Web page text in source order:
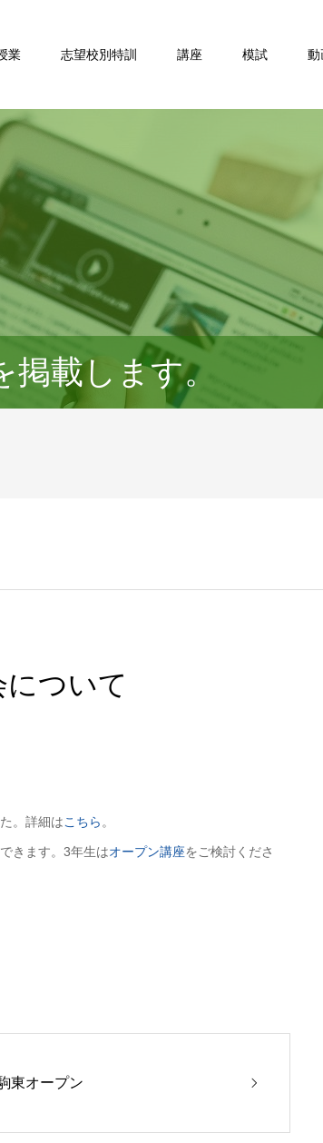
業 志望校別特訓 講座 模試 動
載します。
ついて
。詳細はこちら 。
きます。3年生はオープン講座をご検討くださ
東オープン